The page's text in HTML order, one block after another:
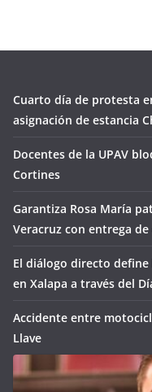
Cuarto día de protesta
asignación de estancia
Docentes de la UPAV
Cortines
Garantiza Rosa María
Veracruz con entrega
El diálogo directo
en Xalapa a través del
Accidente entre
Llave